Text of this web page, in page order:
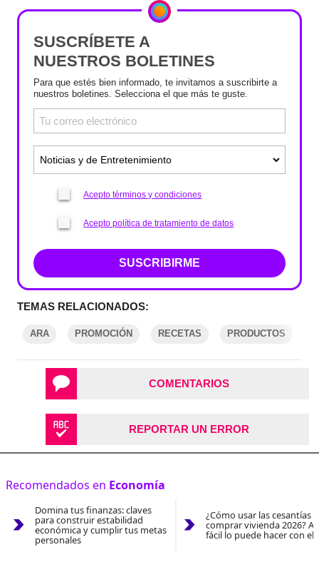
SUSCRÍBETE A
NUESTROS BOLETINES
Para que estés bien informado, te invitamos a suscribirte a
nuestros boletines. Selecciona el que más te guste.
Acepto términos y condiciones
Acepto política de tratamiento de datos
SUSCRIBIRME
TEMAS RELACIONADOS:
ARA PROMOCIÓN RECETAS PRODUCTOS
COMENTARIOS
REPORTAR UN ERROR
Recomendados en Economía
Domina tus finanzas: claves
para construir estabilidad
económica y cumplir tus metas
personales
¿Cómo usar las cesantías
comprar vivienda 2026?
fácil lo puede hacer con el